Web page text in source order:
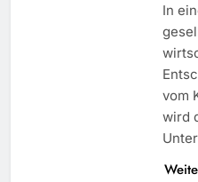
In
vom
wird